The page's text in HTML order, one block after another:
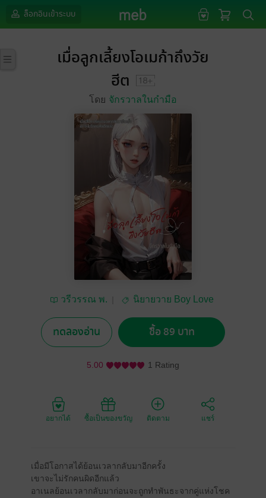
ล็อกอินเข้าระบบ
เมื่อลูกเลี้ยงโอเมก้าถึงวัย
ฮีต
โดย จักรวาลในกำมือ
วรีวรรณ พ.
นิยายวาย Boy Love
ทดลองอ่าน ซื้อ 89 บาท
5.00 1 Rating
อยากได้ ซื้อเป็นของขวัญ ติดตาม แชร์
เมื่อมีโอกาสได้ย้อนเวลากลับมาอีกครั้ง
เขาจะไม่รักคนผิดอีกแล้ว
อาเนลย้อนเวลากลับมาก่อนจะถูกทำพันธะจากคู่แห่งโชค